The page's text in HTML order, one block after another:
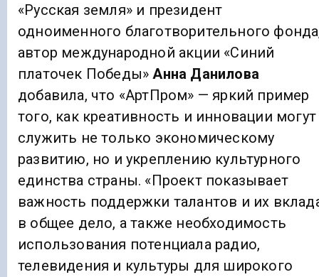
«Русская земля» и президент
одноименного благотворительного
автор международной акции «Синий
платочек Победы»Анна Данилова
добавила, что «АртПром» — яркий пример
того, как креативность и инновации могут
служить не только экономическому
развитию, но и укреплению культурного
единства страны. «Проект показывает
важность поддержки талантов и их
в общее дело, а также необходимость
использования потенциала радио,
телевидения и культуры для широкого